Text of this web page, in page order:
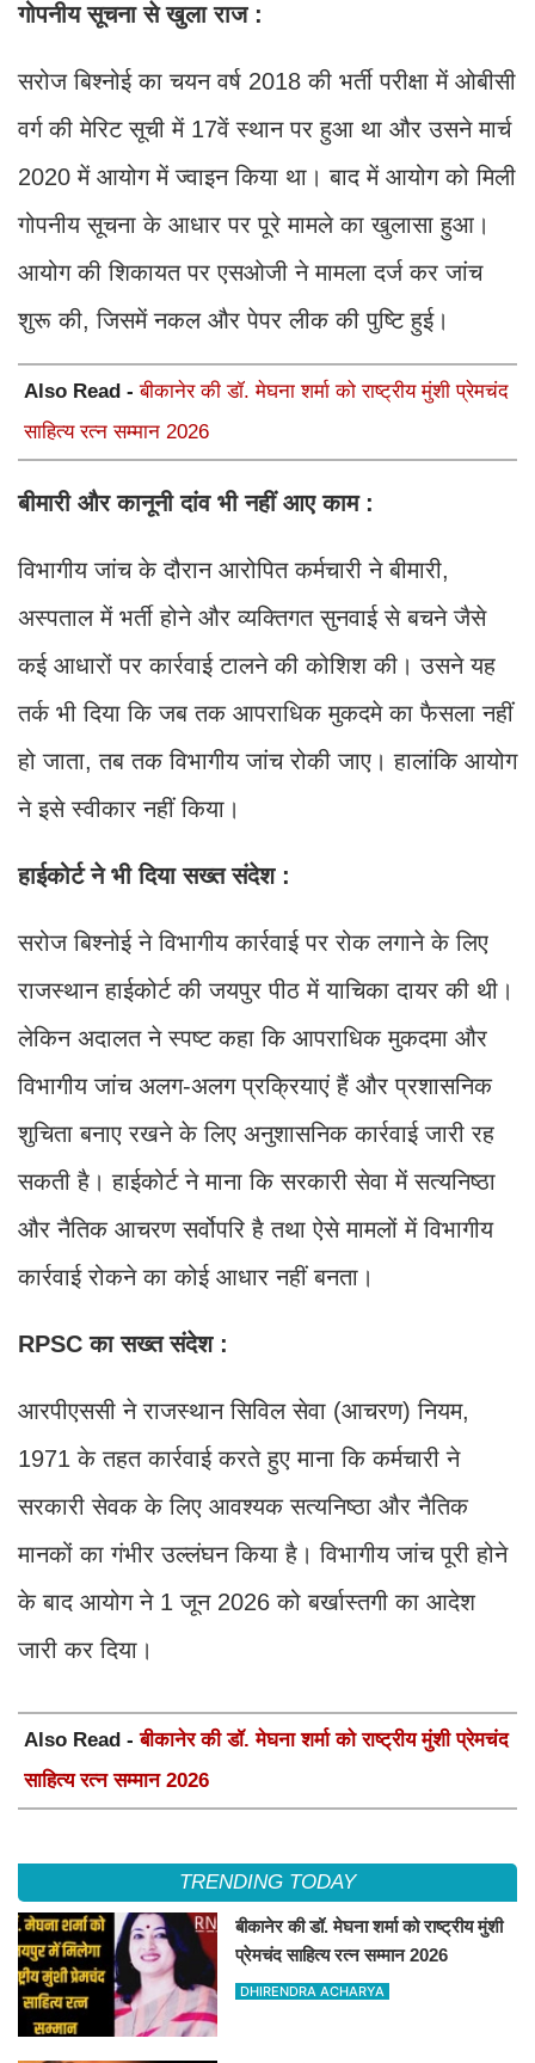
गोपनीय सूचना से खुला राज :
सरोज बिश्नोई का चयन वर्ष 2018 की भर्ती परीक्षा में ओबीसी
वर्ग की मेरिट सूची में 17वें स्थान पर हुआ था और उसने मार्च
2020 में आयोग में ज्वाइन किया था। बाद में आयोग को मिली
गोपनीय सूचना के आधार पर पूरे मामले का खुलासा हुआ।
आयोग की शिकायत पर एसओजी ने मामला दर्ज कर जांच
शुरू की, जिसमें नकल और पेपर लीक की पुष्टि हुई।
Also Read -बीकानेर की डॉ. मेघना शर्मा को राष्ट्रीय मुंशी प्रेमचंद
साहित्य रत्न सम्मान 2026
बीमारी और कानूनी दांव भी नहीं आए काम :
विभागीय जांच के दौरान आरोपित कर्मचारी ने बीमारी,
अस्पताल में भर्ती होने और व्यक्तिगत सुनवाई से बचने जैसे
कई आधारों पर कार्रवाई टालने की कोशिश की। उसने यह
तर्क भी दिया कि जब तक आपराधिक मुकदमे का फैसला नहीं
हो जाता, तब तक विभागीय जांच रोकी जाए। हालांकि आयोग
ने इसे स्वीकार नहीं किया।
हाईकोर्ट ने भी दिया सख्त संदेश :
सरोज बिश्नोई ने विभागीय कार्रवाई पर रोक लगाने के लिए
राजस्थान हाईकोर्ट की जयपुर पीठ में याचिका दायर की थी।
लेकिन अदालत ने स्पष्ट कहा कि आपराधिक मुकदमा और
विभागीय जांच अलग-अलग प्रक्रियाएं हैं और प्रशासनिक
शुचिता बनाए रखने के लिए अनुशासनिक कार्रवाई जारी रह
सकती है। हाईकोर्ट ने माना कि सरकारी सेवा में सत्यनिष्ठा
और नैतिक आचरण सर्वोपरि है तथा ऐसे मामलों में विभागीय
कार्रवाई रोकने का कोई आधार नहीं बनता।
RPSC का सख्त संदेश :
आरपीएससी ने राजस्थान सिविल सेवा (आचरण) नियम,
1971 के तहत कार्रवाई करते हुए माना कि कर्मचारी ने
सरकारी सेवक के लिए आवश्यक सत्यनिष्ठा और नैतिक
मानकों का गंभीर उल्लंघन किया है। विभागीय जांच पूरी होने
के बाद आयोग ने 1 जून 2026 को बर्खास्तगी का आदेश
जारी कर दिया।
Also Read -बीकानेर की डॉ. मेघना शर्मा को राष्ट्रीय मुंशी प्रेमचंद
साहित्य रत्न सम्मान 2026
TRENDING TODAY
बीकानेर की डॉ. मेघना शर्मा को राष्ट्रीय मुंशी
प्रेमचंद साहित्य रत्न सम्मान 2026
DHIRENDRA ACHARYA